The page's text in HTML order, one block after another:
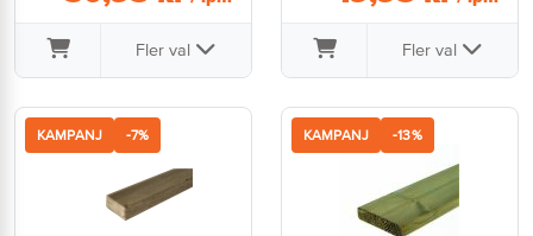
Fler val Fler val
KAMPANJ -7% KAMPANJ -13%